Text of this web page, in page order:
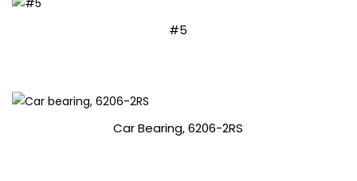
#5
Car Bearing, 6206-2RS